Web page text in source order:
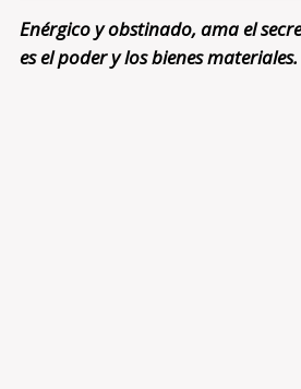
Enérgico y obstinado, ama el
es el poder y los bienes materiales.